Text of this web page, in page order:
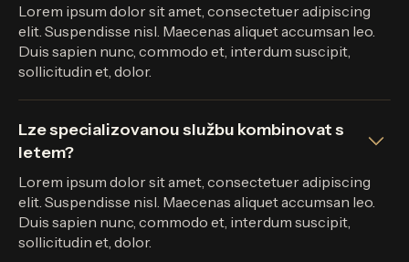
Lorem ipsum dolor sit amet, consectetuer adipiscing
elit. Suspendisse nisl. Maecenas aliquet accumsan leo.
Duis sapien nunc, commodo et, interdum suscipit,
sollicitudin et, dolor.
Lze specializovanou službu kombinovat s
letem?
Lorem ipsum dolor sit amet, consectetuer adipiscing
elit. Suspendisse nisl. Maecenas aliquet accumsan leo.
Duis sapien nunc, commodo et, interdum suscipit,
sollicitudin et, dolor.